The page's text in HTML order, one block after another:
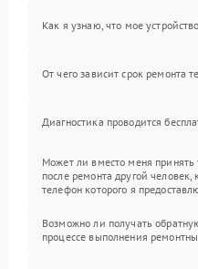
Как я узнаю, что мое
От чего зависит срок ремонта
Диагностика проводится
Может ли вместо меня принять
после ремонта другой человек,
телефон которого я
Возможно ли получать
процессе выполнения